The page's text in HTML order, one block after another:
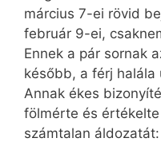
március 7-ei rövid
február 9-ei,
Ennek a pár sornak
később, a férj
Annak ékes
fölmérte és
számtalan